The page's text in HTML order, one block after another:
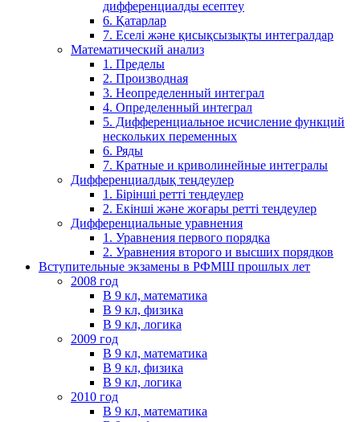
дифференциалды есептеу
6. Қатарлар
7. Еселі және қисықсызықты интегралдар
Математический анализ
1. Пределы
2. Производная
3. Неопределенный интеграл
4. Определенный интеграл
5. Дифференциальное исчисление функций
нескольких переменных
6. Ряды
7. Кратные и криволинейные интегралы
Дифференциалдық теңдеулер
1. Бірінші ретті теңдеулер
2. Екінші және жоғары ретті теңдеулер
Дифференциальные уравнения
1. Уравнения первого порядка
2. Уравнения второго и высших порядков
Вступительные экзамены в РФМШ прошлых лет
2008 год
В 9 кл, математика
В 9 кл, физика
В 9 кл, логика
2009 год
В 9 кл, математика
В 9 кл, физика
В 9 кл, логика
2010 год
В 9 кл, математика